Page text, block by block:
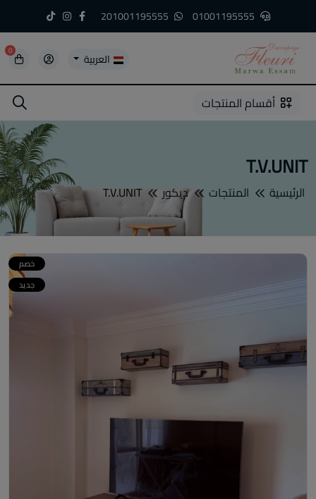
العربية 0
1
2
3
4
5
5 أقسام المنتجات
T.V.UNIT
الرئيسية المنتجات ديكور T.V.UNIT
خصم
جديد